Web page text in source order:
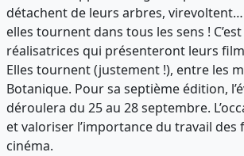
détachent de leurs arbres,
elles tournent dans tous les sens !
réalisatrices qui présenteront leurs
Elles tournent (justement !), entre les
Botanique. Pour sa septième édition,
déroulera du 25 au 28 septembre.
et valoriser l’importance du travail des
cinéma.